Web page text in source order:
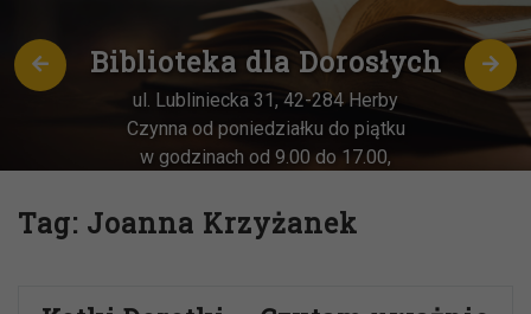
Biblioteka dla Dorosłych
ul. Lubliniecka 31, 42-284 Herby
Czynna od poniedziałku do piątku
w godzinach od 9.00 do 17.00,
w godz. 9:00-13:00
Tag: Joanna Krzyżanek